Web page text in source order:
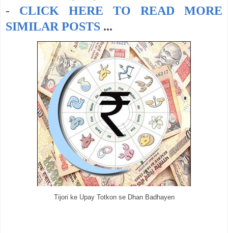
- CLICK HERE TO READ MORE
SIMILAR POSTS ...
Tijori ke Upay Totkon se Dhan Badhayen